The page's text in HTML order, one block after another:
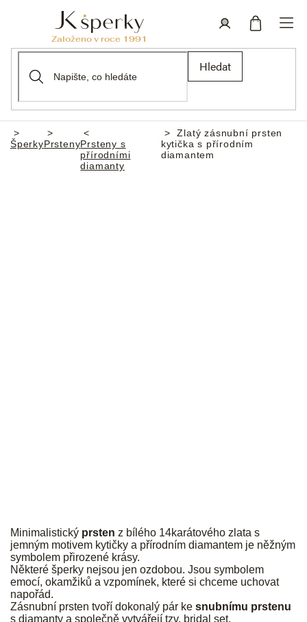
Hledat
Domů
ŠperkyPrstenyPrsteny s
přírodními
diamanty
Zlatý zásnubní prsten
kytička s přírodním
diamantem
Minimalistický prsten z bílého 14karátového zlata s
jemným motivem kytičky a přírodním diamantem je něžným
symbolem přirozené krásy.
Některé šperky nejsou jen ozdobou. Jsou symbolem
emocí, okamžiků a vzpomínek, které si chceme uchovat
napořád.
Zásnubní prsten tvoří dokonalý pár ke snubnímu prstenu
s diamanty a společně vytvářejí tzv. bridal set.